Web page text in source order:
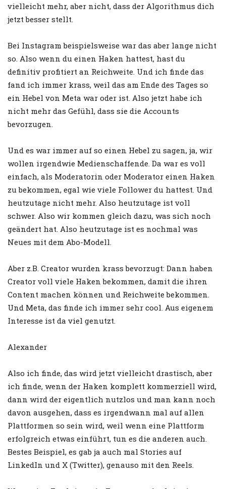
vielleicht mehr, aber nicht, dass der Algorithmus dich
jetzt besser stellt.
Bei Instagram beispielsweise war das aber lange nicht
so. Also wenn du einen Haken hattest, hast du
definitiv profitiert an Reichweite. Und ich finde das
fand ich immer krass, weil das am Ende des Tages so
ein Hebel von Meta war oder ist. Also jetzt habe ich
nicht mehr das Gefühl, dass sie die Accounts
bevorzugen.
Und es war immer auf so einen Hebel zu sagen, ja, wir
wollen irgendwie Medienschaffende. Da war es voll
einfach, als Moderatorin oder Moderator einen Haken
zu bekommen, egal wie viele Follower du hattest. Und
heutzutage nicht mehr. Also heutzutage ist voll
schwer. Also wir kommen gleich dazu, was sich noch
geändert hat. Also heutzutage ist es nochmal was
Neues mit dem Abo-Modell.
Aber z.B. Creator wurden krass bevorzugt: Dann haben
Creator voll viele Haken bekommen, damit die ihren
Content machen können und Reichweite bekommen.
Und Meta, das finde ich immer sehr cool. Aus eigenem
Interesse ist da viel genutzt.
Alexander
Also ich finde, das wird jetzt vielleicht drastisch, aber
ich finde, wenn der Haken komplett kommerziell wird,
dann wird der eigentlich nutzlos und man kann noch
davon ausgehen, dass es irgendwann mal auf allen
Plattformen so sein wird, weil wenn eine Plattform
erfolgreich etwas einführt, tun es die anderen auch.
Bestes Beispiel, es gab ja auch mal Stories auf
LinkedIn und X (Twitter), genauso mit den Reels.